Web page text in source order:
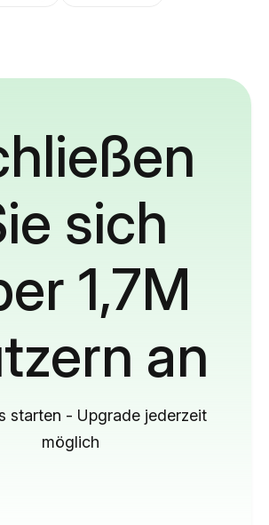
sich
1,7M
an
starten - Upgrade jederzeit
möglich